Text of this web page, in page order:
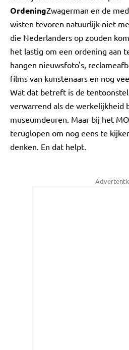
OrdeningZwagerman en de
wisten tevoren natuurlijk niet
die Nederlanders op zouden
het lastig om een ordening aan
hangen nieuwsfoto's,
films van kunstenaars en nog
Wat dat betreft is de
verwarrend als de werkelijkheid
museumdeuren. Maar bij het
teruglopen om nog eens te
denken. En dat helpt.